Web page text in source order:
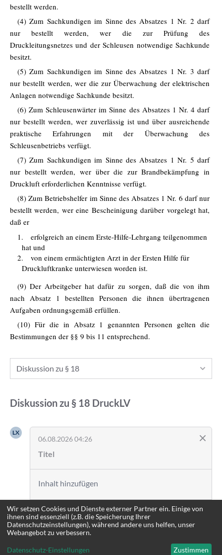
bestellt werden.
(4) Zum Sachkundigen im Sinne des Absatzes 1 Nr. 2 darf
nur bestellt werden, wer die zur Prüfung des
Druckleitungsnetzes und der Schleusen notwendige Sachkunde
besitzt.
(5) Zum Sachkundigen im Sinne des Absatzes 1 Nr. 3 darf
nur bestellt werden, wer die zur Überwachung der elektrischen
Anlagen notwendige Sachkunde besitzt.
(6) Zum Schleusenwärter im Sinne des Absatzes 1 Nr. 4 darf
nur bestellt werden, wer zuverlässig ist und über ausreichende
praktische Erfahrungen mit der Überwachung des
Schleusenbetriebs verfügt.
(7) Zum Sachkundigen im Sinne des Absatzes 1 Nr. 5 darf
nur bestellt werden, wer über die zur Brandbekämpfung in
Druckluft erforderlichen Kenntnisse verfügt.
(8) Zum Betriebshelfer im Sinne des Absatzes 1 Nr. 6 darf nur
bestellt werden, wer eine Bescheinigung darüber vorgelegt hat,
daß er
1.
erfolgreich an einem Erste-Hilfe-Lehrgang teilgenommen
hat und
2.
von einem ermächtigten Arzt in der Ersten Hilfe für
Druckluftkranke unterwiesen worden ist.
(9) Der Arbeitgeber hat dafür zu sorgen, daß die von ihm
nach Absatz 1 bestellten Personen die ihnen übertragenen
Aufgaben ordnungsgemäß erfüllen.
(10) Für die in Absatz 1 genannten Personen gelten die
Bestimmungen der §§ 9 bis 11 entsprechend.
Diskussion zu § 18
Diskussion zu § 18 DruckLV
LX
06.08.2026 04:26
Anmelden
Wir setzen Cookies und Dienste externer Partner ein. Einige von
ihnen sind essenziell (z.B. die Speicherung Ihrer
Datenschutzeinstellungen), während andere uns helfen, unser
Webangebot zu verbessern.
Datenschutz-Einstellungen Zustimmen